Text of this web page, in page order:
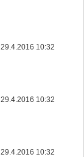
29.4.2016 10:32
29.4.2016 10:32
29.4.2016 10:32